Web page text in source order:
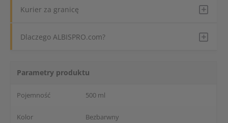
Kurier za granicę
Dlaczego ALBISPRO.com?
Parametry produktu
Pojemność 500 ml
Kolor Bezbarwny